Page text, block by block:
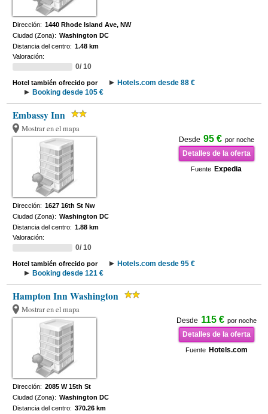
Dirección: 1440 Rhode Island Ave, NW
Ciudad (Zona): Washington DC
Distancia del centro: 1.48 km
Valoración:
0/ 10
Hotel también ofrecido por
Hotels.com desde 88 €
Booking desde 105 €
Embassy Inn
Mostrar en el mapa
Desde 95 € por noche
Detalles de la oferta
Fuente Expedia
Dirección: 1627 16th St Nw
Ciudad (Zona): Washington DC
Distancia del centro: 1.88 km
Valoración:
0/ 10
Hotel también ofrecido por
Hotels.com desde 95 €
Booking desde 121 €
Hampton Inn Washington
Mostrar en el mapa
Desde 115 € por noche
Detalles de la oferta
Fuente Hotels.com
Dirección: 2085 W 15th St
Ciudad (Zona): Washington DC
Distancia del centro: 370.26 km